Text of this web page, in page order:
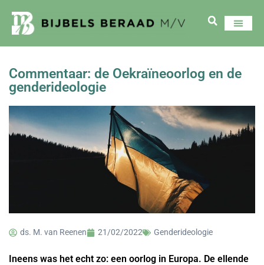
Commentaar: de Oekraïneoorlog en de
genderideologie
ds. M. van Reenen 21/02/2022 Genderideologie
Ineens was het echt zo: een oorlog in Europa. De ellende